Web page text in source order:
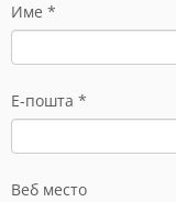
Име *
Е-пошта *
Веб место